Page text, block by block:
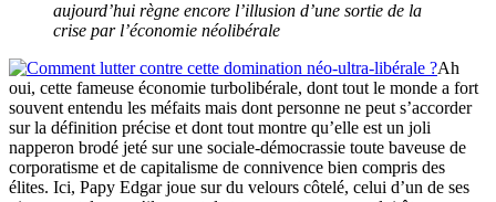
aujourd’hui règne encore l’illusion d’une sortie de la
crise par l’économie néolibérale
Ah
oui, cette fameuse économie turbolibérale, dont tout le monde a fort
souvent entendu les méfaits mais dont personne ne peut s’accorder
sur la définition précise et dont tout montre qu’elle est un joli
napperon brodé jeté sur une sociale-démocrassie toute baveuse de
corporatisme et de capitalisme de connivence bien compris des
élites. Ici, Papy Edgar joue sur du velours côtelé, celui d’un de ses